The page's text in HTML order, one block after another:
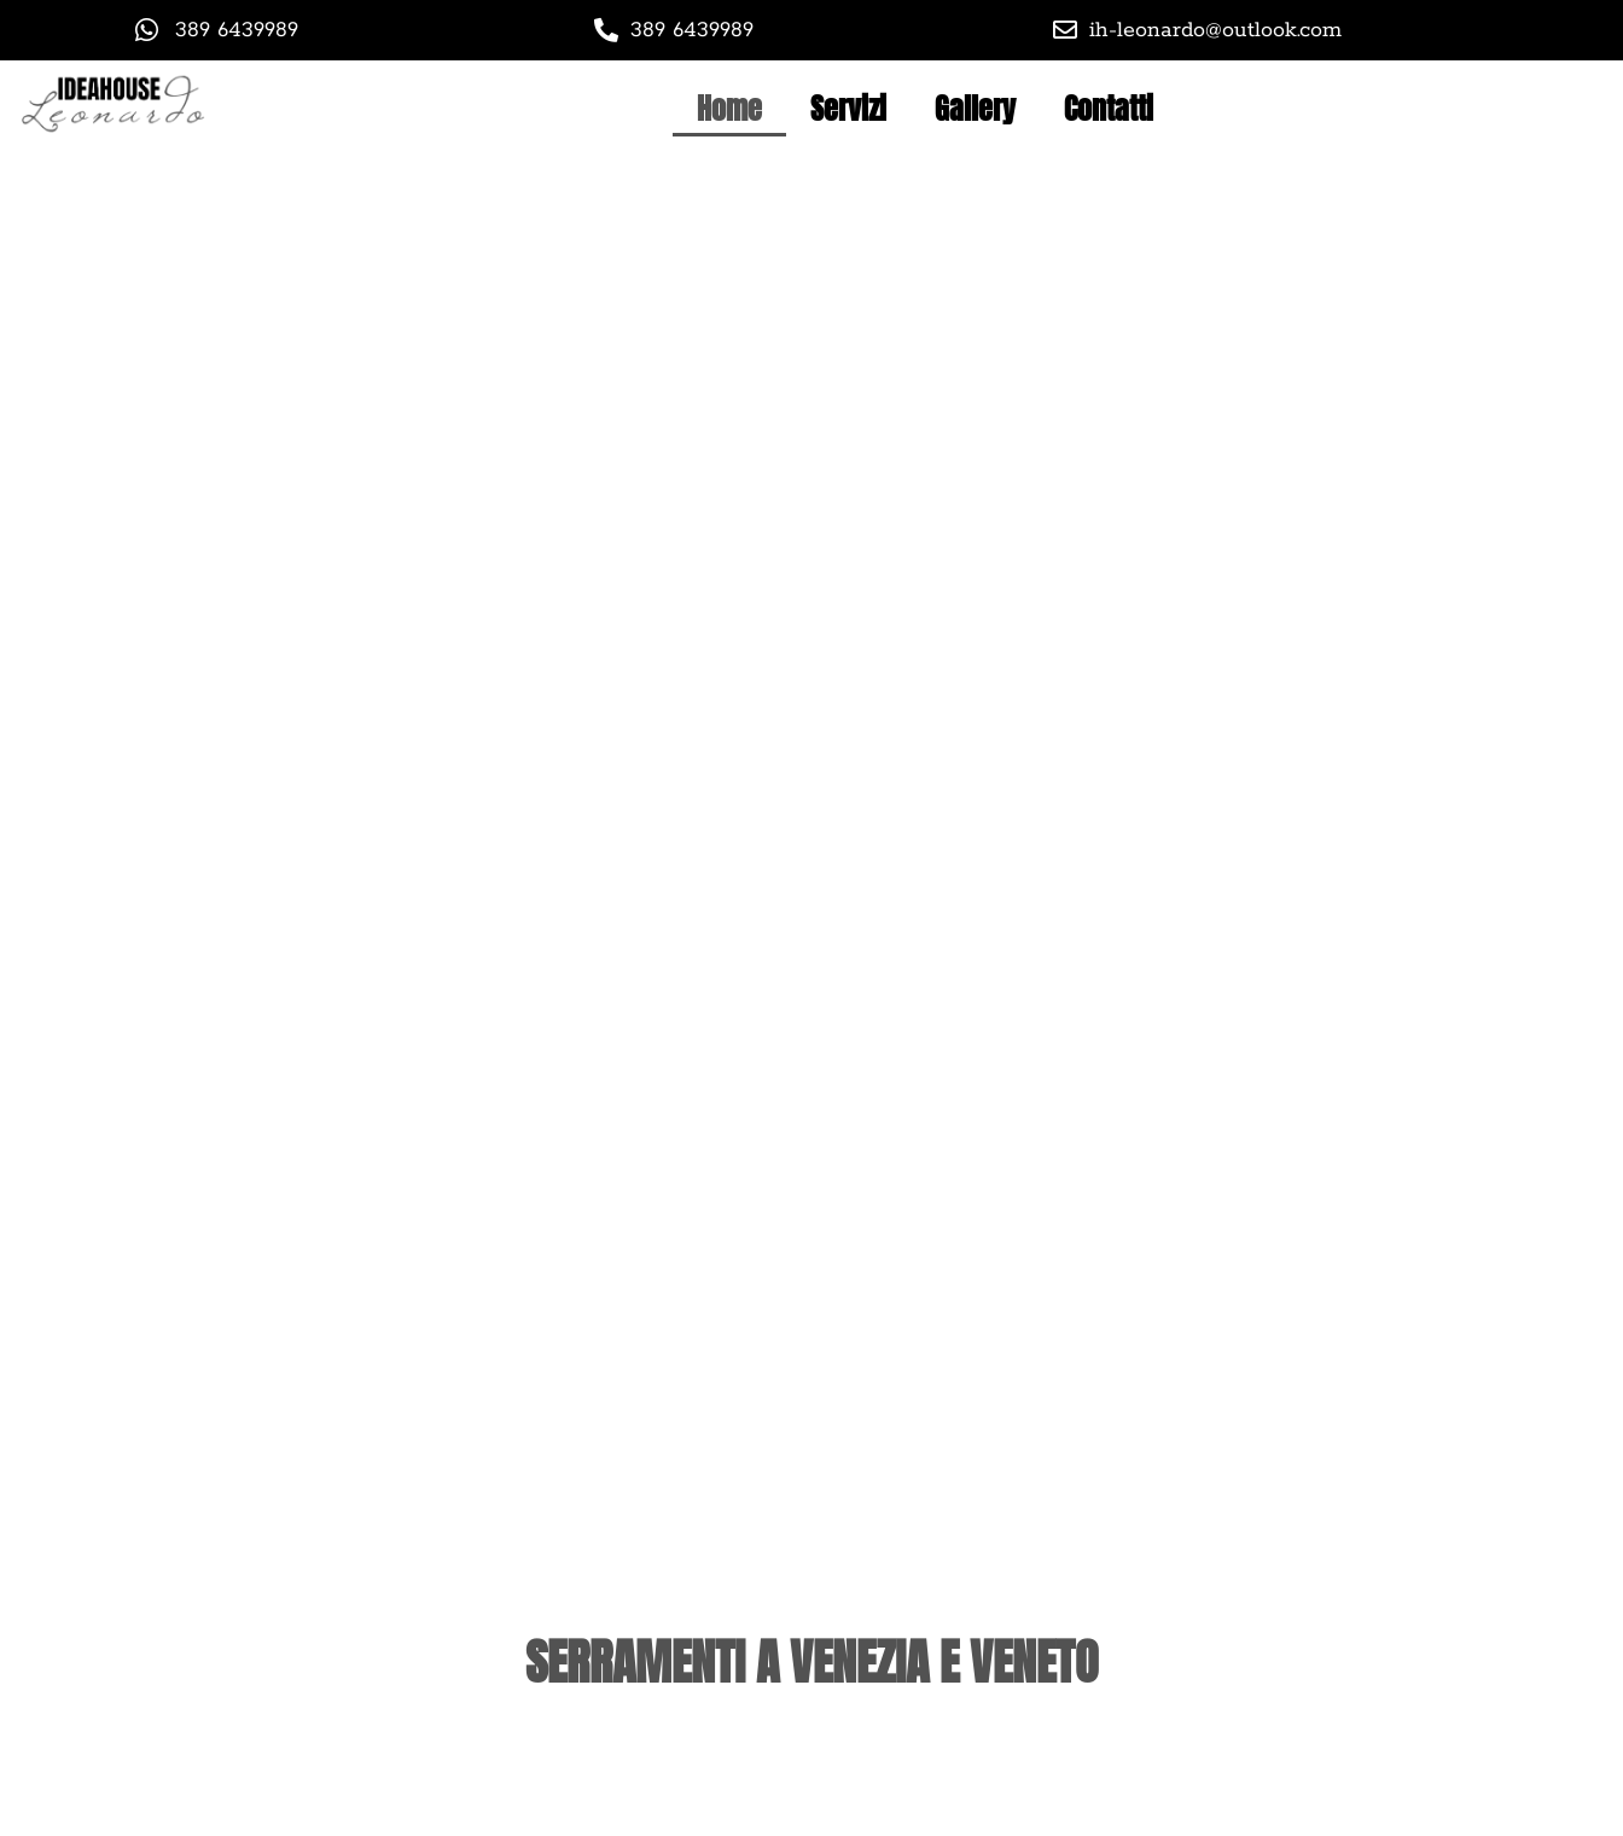
389 6439989 389 6439989 ih-leonardo@outlook.com
Home Servizi Gallery Contatti
SERRAMENTI A VENEZIA E VENETO